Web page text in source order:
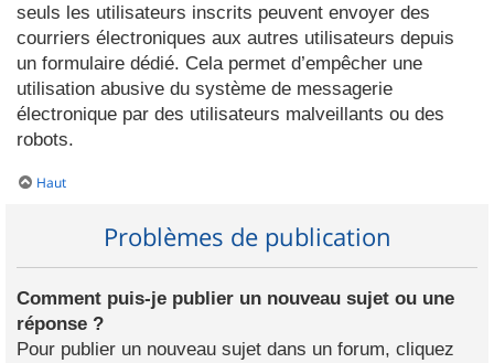
seuls les utilisateurs inscrits peuvent envoyer des
courriers électroniques aux autres utilisateurs depuis
un formulaire dédié. Cela permet d’empêcher une
utilisation abusive du système de messagerie
électronique par des utilisateurs malveillants ou des
robots.
Haut
Problèmes de publication
Comment puis-je publier un nouveau sujet ou une
réponse ?
Pour publier un nouveau sujet dans un forum, cliquez